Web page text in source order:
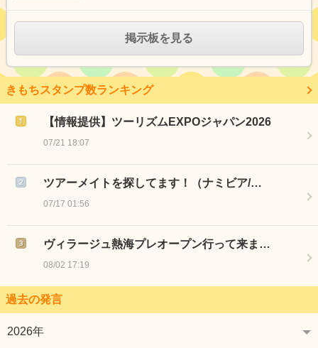
掲示板を見る
きもちスタンプ数ランキング
【情報提供】ツーリズムEXPOジャパン2026
07/21 18:07
ツアーメイトを探してます！（ナミビア/…
07/17 01:56
ヴィラージュ熱海プレオープン行って来ま…
08/02 17:19
過去の発言
2026年